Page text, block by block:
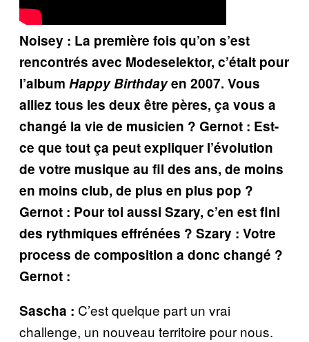
Noisey : La première fois qu’on s’est
rencontrés avec Modeselektor, c’était pour
l’album Happy Birthdayen 2007. Vous
alliez tous les deux être pères, ça vous a
changé la vie de musicien ? Gernot : Est-
ce que tout ça peut expliquer l’évolution
de votre musique au fil des ans, de moins
en moins club, de plus en plus pop ?
Gernot : Pour toi aussi Szary, c’en est fini
des rythmiques effrénées ? Szary : Votre
process de composition a donc changé ?
Gernot :
Sascha : C’est quelque part un vrai
challenge, un nouveau territoire pour nous.